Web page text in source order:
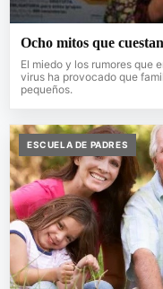
Ocho mitos que
El miedo y los rumores que
virus ha provocado que
pequeños.
ESCUELA DE PADRES